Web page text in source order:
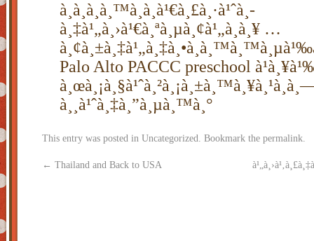
à¸­à¸­à¸à¸™à¸­à¸à¹€à¸£à¸·à¹ˆà¸­
à¸‡à¹„à¸›à¹€à¸ªà¸µà¸¢à¹„à¸à¸¥ …
Palo Alto PACCC preschool
à¸¸à¹ˆà¸‡à¸”à¸µà¸™à¸°
This entry was posted in Uncategorized . Bookmark the permalink
← Thailand and Back to USA